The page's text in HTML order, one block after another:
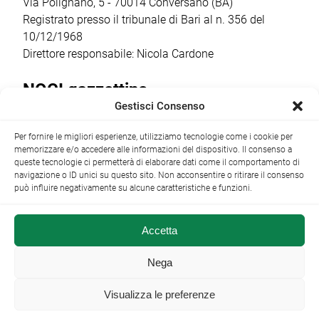
Registrato presso il tribunale di Bari al n. 356 del
10/12/1968
Direttore responsabile: Nicola Cardone
NOCI gazzettino
+39 080 4979274|info@nocigazzettino.it Contatti|
Archivio
NOCI gazzettino.it ©2014 •
Gestisci Consenso
Per fornire le migliori esperienze, utilizziamo tecnologie come i cookie per
memorizzare e/o accedere alle informazioni del dispositivo. Il consenso a
queste tecnologie ci permetterà di elaborare dati come il comportamento di
navigazione o ID unici su questo sito. Non acconsentire o ritirare il consenso
può influire negativamente su alcune caratteristiche e funzioni.
Accetta
Nega
Visualizza le preferenze